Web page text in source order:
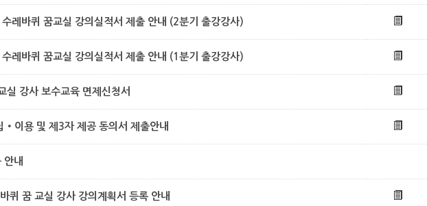
레바퀴 꿈교실 강의실적서 제출 안내 (2분기 출강강사)
레바퀴 꿈교실 강의실적서 제출 안내 (1분기 출강강사)
실 강사 보수교육 면제신청서
‧이용 및 제3자 제공 동의서 제출안내
안내
퀴 꿈 교실 강사 강의계획서 등록 안내